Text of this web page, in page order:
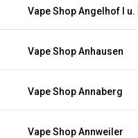
Vape Shop Angelhof I u. II
Vape Shop Anhausen
Vape Shop Annaberg
Vape Shop Annweiler